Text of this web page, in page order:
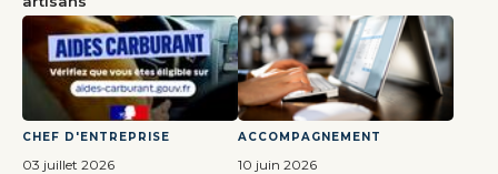
CHEF D'ENTREPRISE
03 juillet 2026
ACCOMPAGNEMENT
10 juin 2026